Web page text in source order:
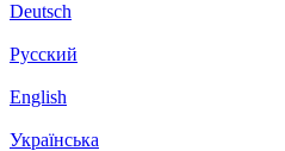
Deutsch
Русский
English
Українська